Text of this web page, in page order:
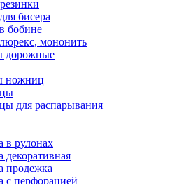
бисера
бобине
мононить
дорожные
ножниц
для распарывания
в рулонах
декоративная
продежка
с перфорацией